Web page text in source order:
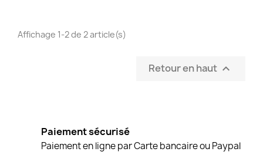
Affichage 1-2 de 2 article(s)
Retour en haut 
Paiement sécurisé
Paiement en ligne par Carte bancaire ou Paypal